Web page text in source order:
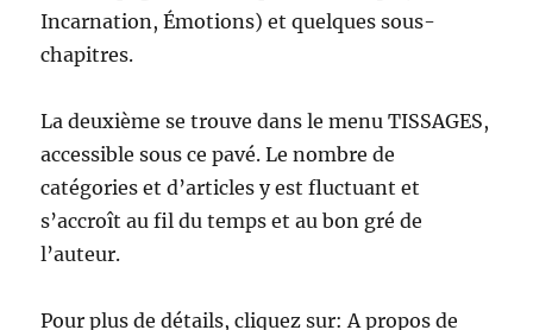
Incarnation, Émotions) et quelques sous-
chapitres.
La deuxième se trouve dans le menu TISSAGES,
accessible sous ce pavé. Le nombre de
catégories et d’articles y est fluctuant et
s’accroît au fil du temps et au bon gré de
l’auteur.
Pour plus de détails, cliquez sur: A propos de